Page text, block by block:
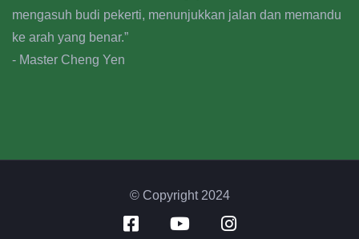
mengasuh budi pekerti, menunjukkan jalan dan memandu
ke arah yang benar.”
- Master Cheng Yen
© Copyright 2024